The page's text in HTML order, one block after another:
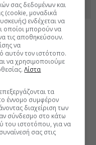
Discover
σας δεδομένων και
(cookie, μοναδικά
ενδέχεται να
οποίοι μπορούν να
τις αποθηκεύσουν.
να
αυτόν τον ιστότοπο.
να χρησιμοποιούμε
Λίστα
τα
έννομο συμφέρον
διαχείριση των
σύνδεσμο στο κάτω
του ιστοτόπου, για να
σας στις